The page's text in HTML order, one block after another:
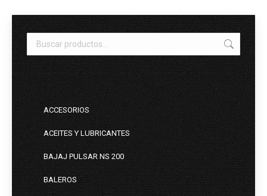
ACCESORIOS
ACEITES Y LUBRICANTES
BAJAJ PULSAR NS 200
BALEROS